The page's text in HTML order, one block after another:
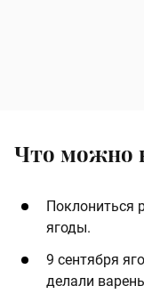
Что можно
Поклониться
ягоды.
9 сентября
делали